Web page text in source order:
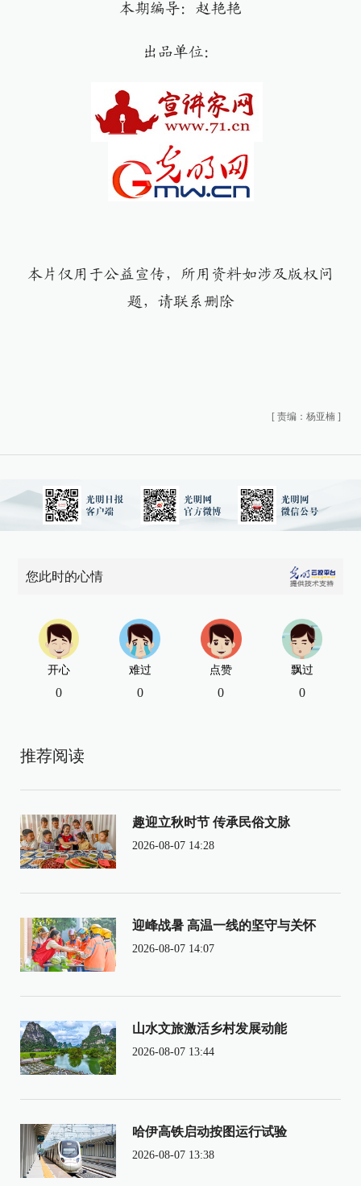
本期编导：赵艳艳
出品单位：
本片仅用于公益宣传，所用资料如涉及版权问
题，请联系删除
[ 责编：杨亚楠 ]
您此时的心情
开心
0
难过
0
点赞
0
飘过
0
推荐阅读
趣迎立秋时节 传承民俗文脉
2026-08-07 14:28
迎峰战暑 高温一线的坚守与关怀
2026-08-07 14:07
山水文旅激活乡村发展动能
2026-08-07 13:44
哈伊高铁启动按图运行试验
2026-08-07 13:38